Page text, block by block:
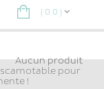
( 0 0 )
Aucun produit
pour
!